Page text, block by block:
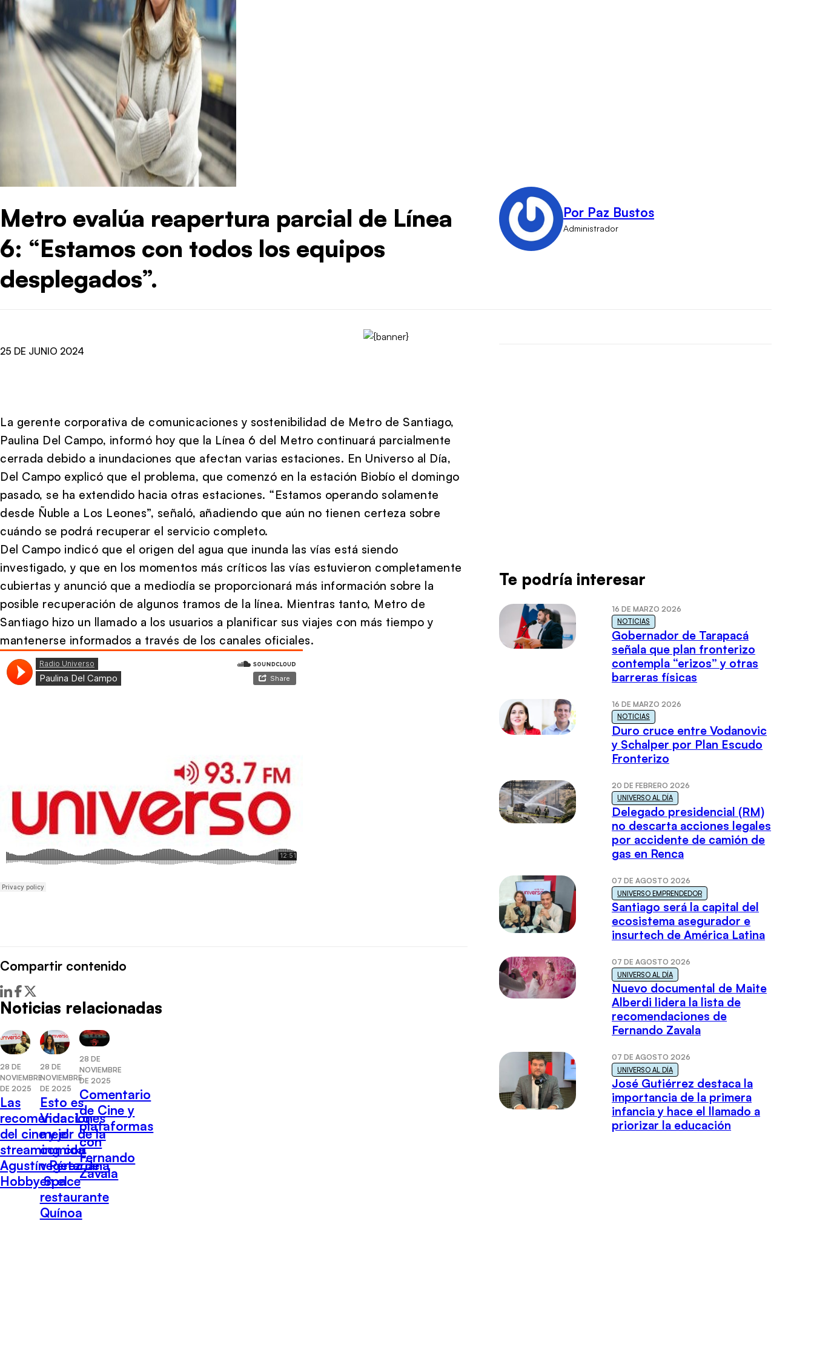
Metro evalúa reapertura parcial de Línea
6: “Estamos con todos los equipos
desplegados”.
Por Paz Bustos
Administrador
25 DE JUNIO 2024
La gerente corporativa de comunicaciones y sostenibilidad de Metro de Santiago,
Paulina Del Campo, informó hoy que la Línea 6 del Metro continuará parcialmente
cerrada debido a inundaciones que afectan varias estaciones. En Universo al Día,
Del Campo explicó que el problema, que comenzó en la estación Biobío el domingo
pasado, se ha extendido hacia otras estaciones. “Estamos operando solamente
desde Ñuble a Los Leones”, señaló, añadiendo que aún no tienen certeza sobre
cuándo se podrá recuperar el servicio completo.
Del Campo indicó que el origen del agua que inunda las vías está siendo
investigado, y que en los momentos más críticos las vías estuvieron completamente
cubiertas y anunció que a mediodía se proporcionará más información sobre la
posible recuperación de algunos tramos de la línea. Mientras tanto, Metro de
Santiago hizo un llamado a los usuarios a planificar sus viajes con más tiempo y
mantenerse informados a través de los canales oficiales.
Compartir contenido
Noticias relacionadas
28 DE
NOVIEMBRE
DE 2025
Las
recomendaciones
del cine y el
streaming con
Agustín Pérez de
Hobby Space
28 DE
NOVIEMBRE
DE 2025
Esto es
Vida: Lo
mejor de la
comida
vegetariana
en el
restaurante
Quínoa
28 DE
NOVIEMBRE
DE 2025
Comentario
de Cine y
plataformas
con
Fernando
Zavala
Te podría interesar
16 DE MARZO 2026
NOTICIAS
Gobernador de Tarapacá
señala que plan fronterizo
contempla “erizos” y otras
barreras físicas
16 DE MARZO 2026
NOTICIAS
Duro cruce entre Vodanovic
y Schalper por Plan Escudo
Fronterizo
20 DE FEBRERO 2026
UNIVERSO AL DÍA
Delegado presidencial (RM)
no descarta acciones legales
por accidente de camión de
gas en Renca
07 DE AGOSTO 2026
UNIVERSO EMPRENDEDOR
Santiago será la capital del
ecosistema asegurador e
insurtech de América Latina
07 DE AGOSTO 2026
UNIVERSO AL DÍA
Nuevo documental de Maite
Alberdi lidera la lista de
recomendaciones de
Fernando Zavala
07 DE AGOSTO 2026
UNIVERSO AL DÍA
José Gutiérrez destaca la
importancia de la primera
infancia y hace el llamado a
priorizar la educación